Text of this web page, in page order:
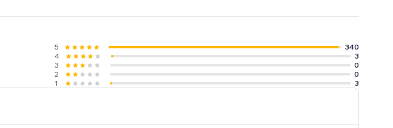
5
340
4
3
3
0
2
0
1
3